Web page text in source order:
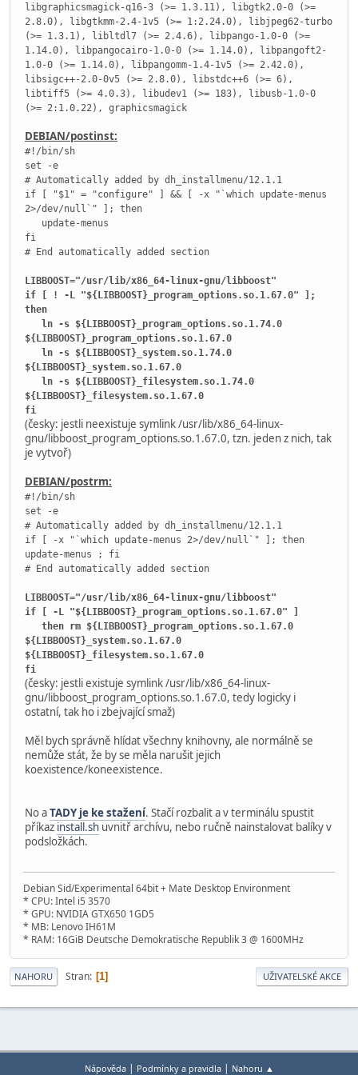
libgraphicsmagick-q16-3 (>= 1.3.11), libgtk2.0-0 (>=
2.8.0), libgtkmm-2.4-1v5 (>= 1:2.24.0), libjpeg62-turbo
(>= 1.3.1), libltdl7 (>= 2.4.6), libpango-1.0-0 (>=
1.14.0), libpangocairo-1.0-0 (>= 1.14.0), libpangoft2-
1.0-0 (>= 1.14.0), libpangomm-1.4-1v5 (>= 2.42.0),
libsigc++-2.0-0v5 (>= 2.8.0), libstdc++6 (>= 6),
libtiff5 (>= 4.0.3), libudev1 (>= 183), libusb-1.0-0
(>= 2:1.0.22), graphicsmagick
DEBIAN/postinst:
#!/bin/sh
set -e
# Automatically added by dh_installmenu/12.1.1
if [ "$1" = "configure" ] && [ -x "`which update-menus
2>/dev/null`" ]; then
update-menus
fi
# End automatically added section
LIBBOOST="/usr/lib/x86_64-linux-gnu/libboost"
if [ ! -L "${LIBBOOST}_program_options.so.1.67.0" ];
then
ln -s ${LIBBOOST}_program_options.so.1.74.0
${LIBBOOST}_program_options.so.1.67.0
ln -s ${LIBBOOST}_system.so.1.74.0
${LIBBOOST}_system.so.1.67.0
ln -s ${LIBBOOST}_filesystem.so.1.74.0
${LIBBOOST}_filesystem.so.1.67.0
fi
(česky: jestli neexistuje symlink /usr/lib/x86_64-linux-
gnu/libboost_program_options.so.1.67.0, tzn. jeden z nich, tak
je vytvoř)
DEBIAN/postrm:
#!/bin/sh
set -e
# Automatically added by dh_installmenu/12.1.1
if [ -x "`which update-menus 2>/dev/null`" ]; then
update-menus ; fi
# End automatically added section
LIBBOOST="/usr/lib/x86_64-linux-gnu/libboost"
if [ -L "${LIBBOOST}_program_options.so.1.67.0" ]
then rm ${LIBBOOST}_program_options.so.1.67.0
${LIBBOOST}_system.so.1.67.0
${LIBBOOST}_filesystem.so.1.67.0
fi
(česky: jestli existuje symlink /usr/lib/x86_64-linux-
gnu/libboost_program_options.so.1.67.0, tedy logicky i
ostatní, tak ho i zbejvající smaž)
Měl bych správně hlídat všechny knihovny, ale normálně se
nemůže stát, že by se měla narušit jejich
koexistence/koneexistence.
No aTADY je ke stažení. Stačí rozbalit a v terminálu spustit
příkaz install.sh uvnitř archívu, nebo ručně nainstalovat balíky v
podsložkách.
Debian Sid/Experimental 64bit + Mate Desktop Environment
* CPU: Intel i5 3570
* GPU: NVIDIA GTX650 1GD5
* MB: Lenovo IH61M
* RAM: 16GiB Deutsche Demokratische Republik 3 @ 1600MHz
NAHORU Stran 1 UŽIVATELSKÉ AKCE
Nápověda| Podmínky a pravidla| Nahoru ▲